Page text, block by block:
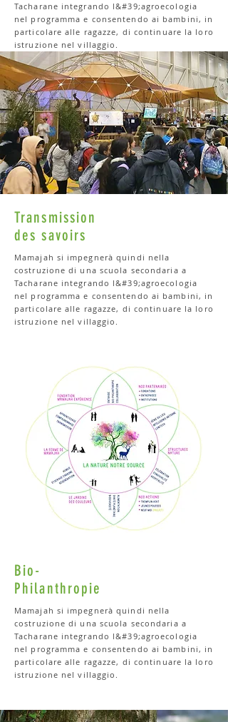
Tacharane integrando l&#39;agroecologia
nel programma e consentendo ai bambini, in
particolare alle ragazze, di continuare la loro
istruzione nel villaggio.
Transmission
des savoirs
Mamajah si impegnerà quindi nella
costruzione di una scuola secondaria a
Tacharane integrando l&#39;agroecologia
nel programma e consentendo ai bambini, in
particolare alle ragazze, di continuare la loro
istruzione nel villaggio.
Bio-
Philanthropie
Mamajah si impegnerà quindi nella
costruzione di una scuola secondaria a
Tacharane integrando l&#39;agroecologia
nel programma e consentendo ai bambini, in
particolare alle ragazze, di continuare la loro
istruzione nel villaggio.